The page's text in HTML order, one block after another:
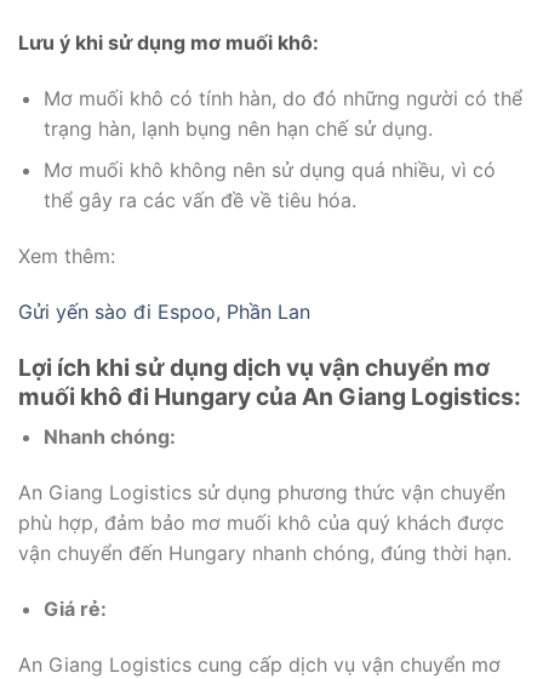
Lưu ý khi sử dụng mơ muối khô:
Mơ muối khô có tính hàn, do đó những người có thể
trạng hàn, lạnh bụng nên hạn chế sử dụng.
Mơ muối khô không nên sử dụng quá nhiều, vì có
thể gây ra các vấn đề về tiêu hóa.
Xem thêm:
Gửi yến sào đi Espoo, Phần Lan
Lợi ích khi sử dụng dịch vụ vận chuyển mơ
muối khô đi Hungary của An Giang Logistics:
Nhanh chóng:
An Giang Logistics sử dụng phương thức vận chuyển
phù hợp, đảm bảo mơ muối khô của quý khách được
vận chuyển đến Hungary nhanh chóng, đúng thời hạn.
Giá rẻ:
An Giang Logistics cung cấp dịch vụ vận chuyển mơ